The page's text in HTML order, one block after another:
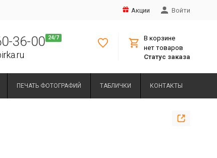
Акции Войти
36-00
В корзине
нет товаров
Статус заказа
ПЕЧАТЬ ФОТОГРАФИЙ ТАБЛИЧКИ КОНТАКТЫ